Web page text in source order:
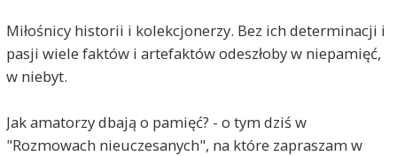
Miłośnicy historii i kolekcjonerzy. Bez ich determinacji i
pasji wiele faktów i artefaktów odeszłoby w niepamięć,
w niebyt.
Jak amatorzy dbają o pamięć? - o tym dziś w
"Rozmowach nieuczesanych", na które zapraszam w